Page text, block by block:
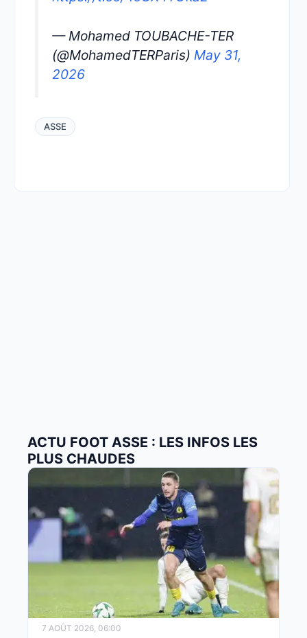
— Mohamed TOUBACHE-TER
(@MohamedTERParis) May 31,
2026
ASSE
ACTU FOOT ASSE : LES INFOS LES
PLUS CHAUDES
7 AOÛT 2026, 06:00